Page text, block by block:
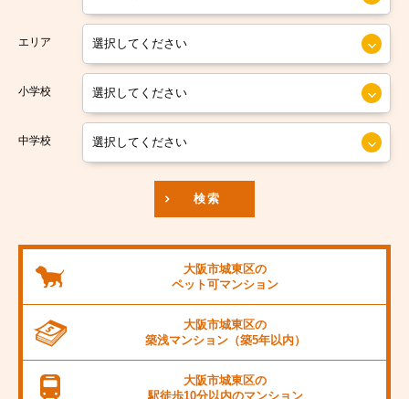
大阪市平野区
大阪市北区
大阪市中央区
大阪市営堺筋線
南海本線
南海汐見橋線
京阪本線
JR阪和線
JR桜島線
エリア
小学校
中学校
検索
大阪市城東区の
ペット可マンション
大阪市城東区の
築浅マンション（築5年以内）
大阪市城東区の
駅徒歩10分以内のマンション